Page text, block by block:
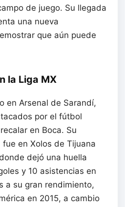
de juego. Su llegada
una nueva
que aún puede
la Liga MX
en Arsenal de Sarandí,
por el fútbol
en Boca. Su
en Xolos de Tijuana
dejó una huella
y 10 asistencias en
a su gran rendimiento,
en 2015, a cambio